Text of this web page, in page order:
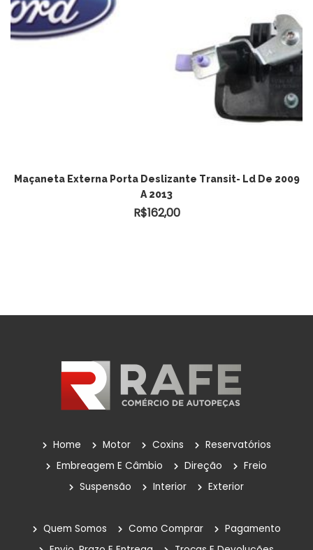
Maçaneta Externa Porta Deslizante Transit- Ld De 2009
A 2013
R$162,00
Home Motor Coxins
Reservatórios
Embreagem E Câmbio
Direção
Freio
Suspensão
Interior Exterior
Quem Somos Como Comprar
Pagamento